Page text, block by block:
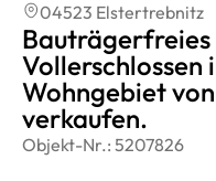
04523 Elstertrebnitz
Bauträgerfreies
Vollerschlossen
Wohngebiet
verkaufen.
Objekt-Nr.: 5207826